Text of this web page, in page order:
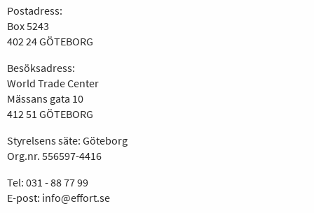
Postadress:
Box 5243
402 24 GÖTEBORG
Besöksadress:
World Trade Center
Mässans gata 10
412 51 GÖTEBORG
Styrelsens säte: Göteborg
Org.nr. 556597-4416
Tel: 031 - 88 77 99
E-post: info@effort.se